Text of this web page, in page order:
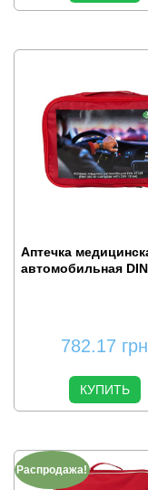
Аптечка
автомобильная
782.17 грн
КУПИТЬ
Распродажа!